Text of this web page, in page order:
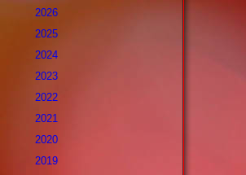
2026
2025
2024
2023
2022
2021
2020
2019